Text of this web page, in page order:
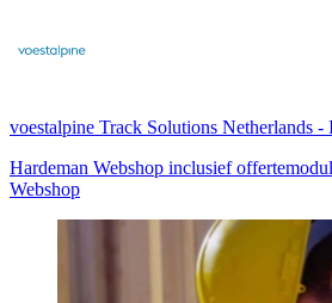
voestalpine Track Solutions Netherlands -
Hardeman Webshop inclusief
Webshop